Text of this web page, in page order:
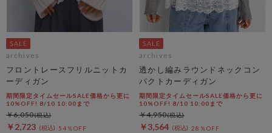
archives
フロントレースフリルニットカ
ーディガン
期間限定タイムセールSALE価格から更に
10%OFF! 8/10 10:00まで
￥2,723 54％OFF
￥6,050
archives
透かし編みラウンドネックコン
パクトカーディガン
期間限定タイムセールSALE価格から更に
10%OFF! 8/10 10:00まで
￥3,564 28％OFF
￥4,950